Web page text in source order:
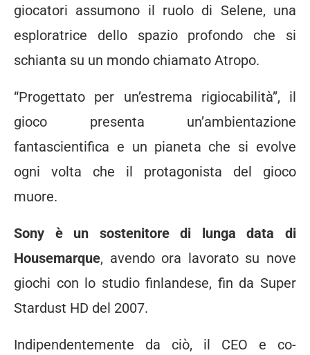
giocatori assumono il ruolo di Selene, una
esploratrice dello spazio profondo che si
schianta su un mondo chiamato Atropo.
“Progettato per un’estrema rigiocabilità”, il
gioco presenta un’ambientazione
fantascientifica e un pianeta che si evolve
ogni volta che il protagonista del gioco
muore.
Sony è un sostenitore di lunga data di
Housemarque, avendo ora lavorato su nove
giochi con lo studio finlandese, fin da Super
Stardust HD del 2007.
Indipendentemente da ciò, il CEO e co-